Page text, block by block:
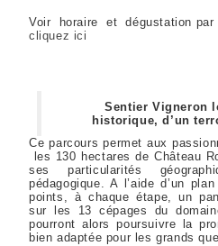
Voir horaire et dégustation par
cliquez ici
Sentier Vigneron
historique, d’un
Ce parcours permet aux
les 130 hectares de Château
ses particularités
pédagogique. A l’aide d’un
points, à chaque étape, un
sur les 13 cépages du
pourront alors poursuivre la
bien adaptée pour les grands